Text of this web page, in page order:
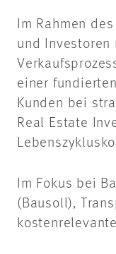
Im Rahmen
und
einer
Kunden bei
Real Estate
Im Fokus bei
(Bausoll),